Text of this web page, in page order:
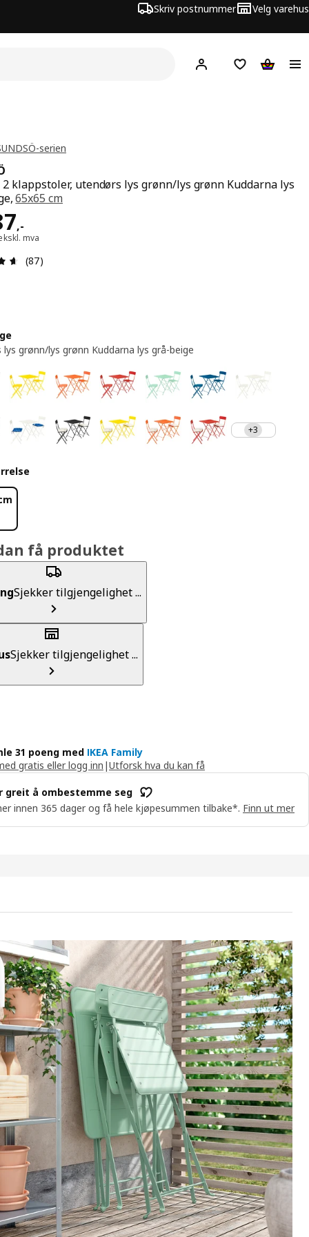
Skriv postnummer Velg varehus
Hej! Logg innHuskeliste
serien
2 klappstoler, utendørs lys grønn/lys grønn Kuddarna lys
65x65 cm
,-
mva
Produktomtale: 4.6 ingen kundevurdering 5 stjerner.
(87)
lys grønn/lys grønn Kuddarna lys grå-beige
+3
få produktet
Sjekker tilgjengelighet ...
Sjekker tilgjengelighet ...
31 poeng med IKEA Family
gratis eller logg inn |Utforsk hva du kan få
greit å ombestemme seg
innen 365 dager og få hele kjøpesummen tilbake*. Finn ut mer